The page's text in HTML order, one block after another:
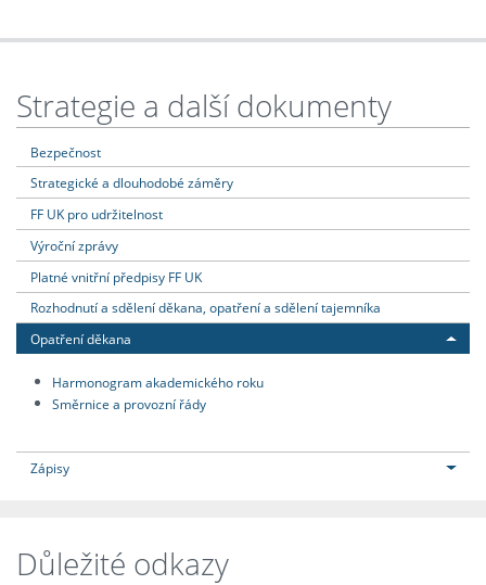
Strategie a další dokumenty
Bezpečnost
Strategické a dlouhodobé záměry
FF UK pro udržitelnost
Výroční zprávy
Platné vnitřní předpisy FF UK
Rozhodnutí a sdělení děkana, opatření a sdělení tajemníka
Opatření děkana
Harmonogram akademického roku
Směrnice a provozní řády
Zápisy
Důležité odkazy